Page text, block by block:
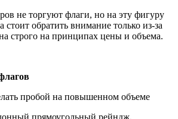
не торгуют флаги, но на эту фигуру
стоит обратить внимание только из-за
строго на принципах цены и объема.
пробой на повышенном объеме
прямоугольный рейндж,